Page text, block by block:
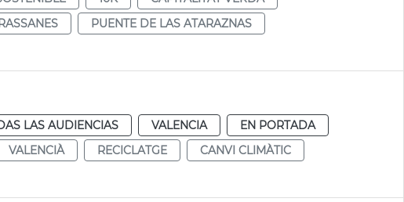
PUENTE DE LAS ATARAZNAS
LAS AUDIENCIAS VALENCIA
EN PORTADA
VALENCIÀ RECICLATGE
CANVI CLIMÀTIC